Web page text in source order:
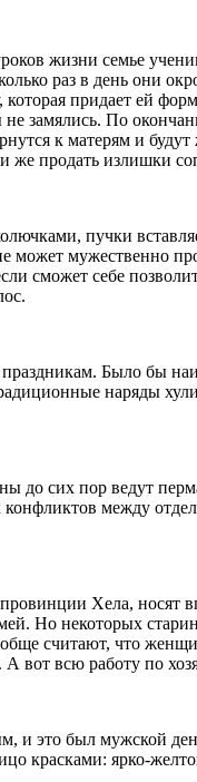
жизни семье
раз в день они
придает ей
замялись. По
к матерям и
же продать излишки
пучки
мужественно
сможет себе
Было бы
наряды
сих пор ведут
между
Хела,
Но некоторых
считают, что
вот всю работу по
и это был мужской
красками: ярко-